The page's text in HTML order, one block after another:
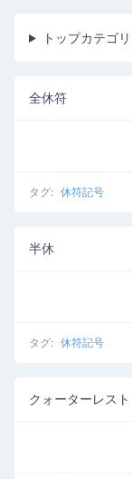
トップカテゴ
全休符
タグ: 休符記号
半休
タグ: 休符記号
クォーターレスト